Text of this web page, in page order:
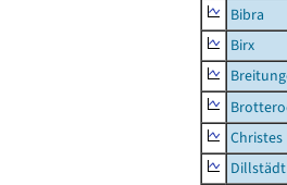
Bibra
Birx
Christes
Dillstädt